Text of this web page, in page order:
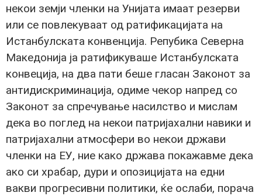
некои земји членки на Унијата имаат резерви
или се повлекуваат од ратификацијата на
Истанбулската конвенција. Репубика Северна
Македонија ја ратификуваше Истанбулската
конвеција, на два пати беше гласан Законот за
антидискриминација, одиме чекор напред со
Законот за спречување насилство и мислам
дека во поглед на некои патријахални навики и
патријахални атмосфери во некои држави
членки на ЕУ, ние како држава покажавме дека
ако си храбар, дури и опозицијата на едни
вакви прогресивни политики, ќе ослаби, порача